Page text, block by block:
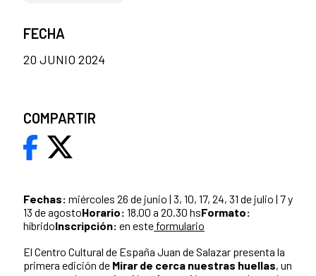
Fechas: miércoles 26 de junio | 3, 10, 17, 24, 31 de julio | 7 y
13 de agostoHorario: 18.00 a 20.30 hsFormato:
híbridoInscripción: en este formulario
El Centro Cultural de España Juan de Salazar presenta la
primera edición de Mirar de cerca nuestras huellas, un
FECHA
20 JUNIO 2024
COMPARTIR